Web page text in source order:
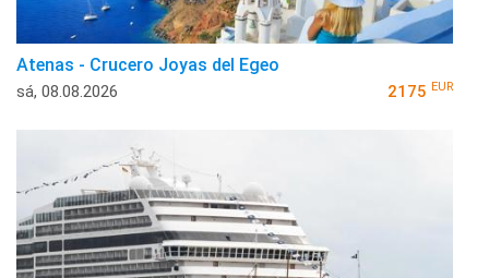
Atenas - Crucero Joyas del Egeo
sá, 08.08.2026 2175 EUR